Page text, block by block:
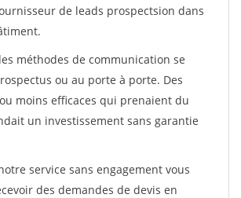
de leads prospectsion dans
méthodes de communication se
ou au porte à porte. Des
moins efficaces qui prenaient du
un investissement sans garantie
service sans engagement vous
des demandes de devis en